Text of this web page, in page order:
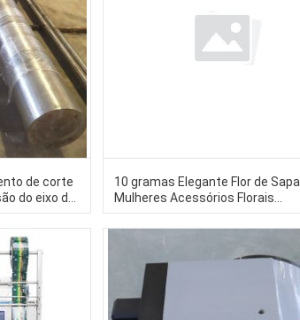
de corte
do eixo do
10 gramas Elegante Flor de
Mulheres Acessórios Florais
Decorativos Perfeitos para
Elegança e Estilo aos Sapatos